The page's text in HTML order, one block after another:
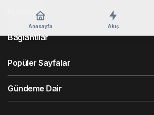
Anasayfa Akış
Kurumsal
Bağlantılar
Popüler Sayfalar
Gündeme Dair